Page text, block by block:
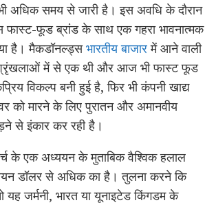
अधिक समय से जारी है। इस अवधि के दौरान
फास्ट-फूड ब्रांड के साथ एक गहरा भावनात्मक
है। मैकडॉनल्ड्सभारतीय बाजारमें आने वाली
में से एक थी और आज भी फास्ट फूड
विकल्प बनी हुई है, फिर भी कंपनी खाद्य
को मारने के लिए पुरातन और अमानवीय
से इंकार कर रही है।
के एक अध्ययन के मुताबिक वैश्विक हलाल
डॉलर से अधिक का है। तुलना करने कि
यह जर्मनी, भारत या यूनाइटेड किंगडम के